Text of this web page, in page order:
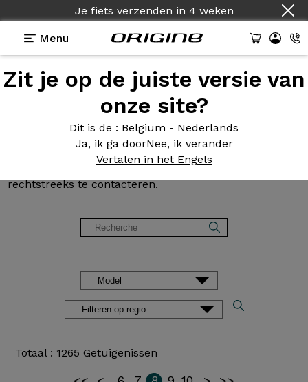
Je fiets verzenden in 4 weken
Menu
Zit je op de juiste versie van
onze site?
Dit is de : Belgium - Nederlands
Ja, ik ga doorNee, ik verander
Vertalen in het Engels
Klantbeoordelingen en
getuigenissen van Origine
Onze klanten praten in alle vrijheid over hun fiets. U
rechtstreeks te contacteren.
Totaal : 1265 Getuigenissen